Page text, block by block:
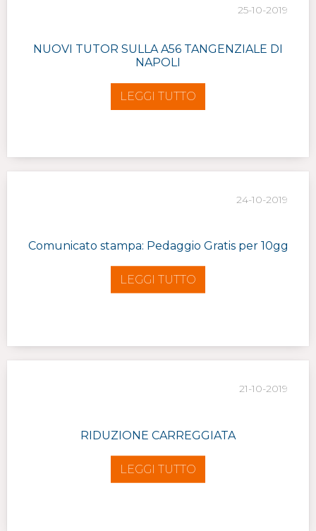
25-10-2019
NUOVI TUTOR SULLA A56 TANGENZIALE DI
NAPOLI
LEGGI TUTTO
24-10-2019
Comunicato stampa: Pedaggio Gratis per 10gg
LEGGI TUTTO
21-10-2019
RIDUZIONE CARREGGIATA
LEGGI TUTTO